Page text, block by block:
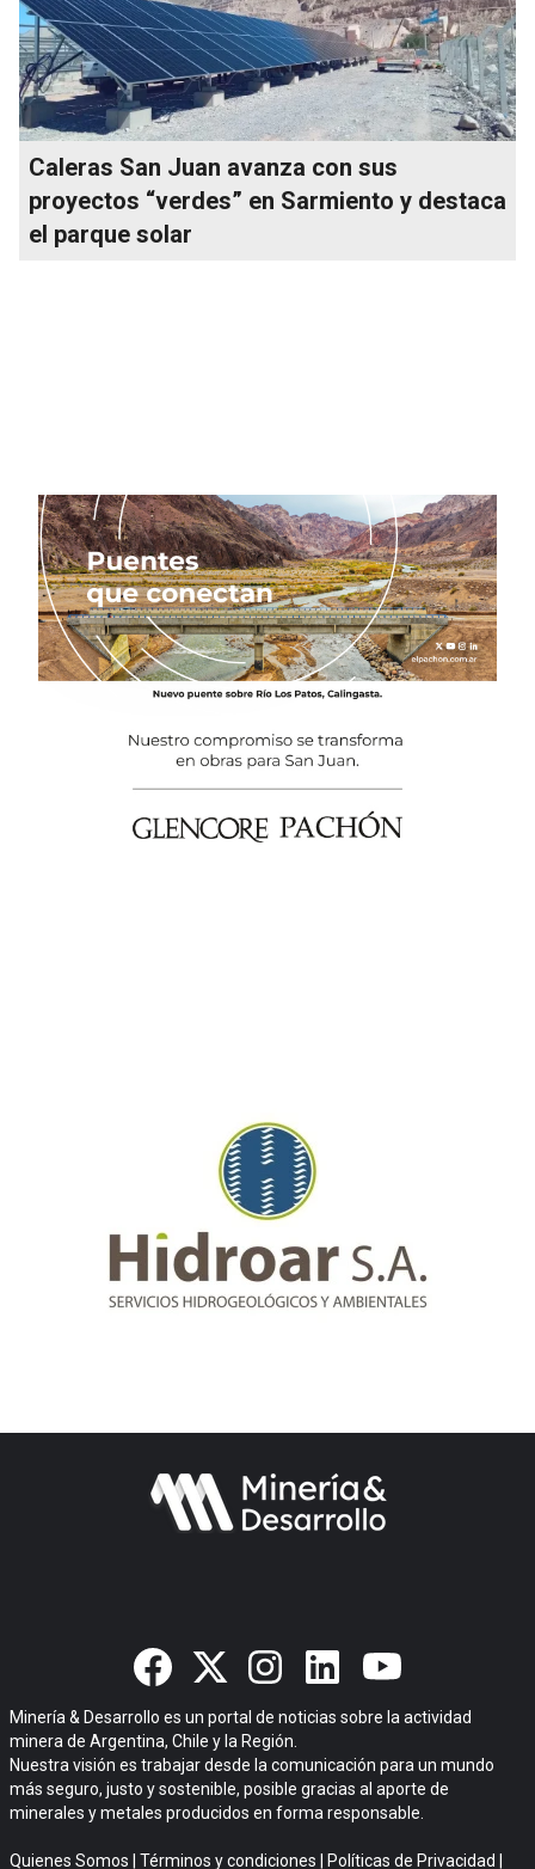
Caleras San Juan avanza con sus
proyectos “verdes” en Sarmiento y destaca
el parque solar
Minería & Desarrollo es un portal de noticias sobre la actividad
minera de Argentina, Chile y la Región.
Nuestra visión es trabajar desde la comunicación para un mundo
más seguro, justo y sostenible, posible gracias al aporte de
minerales y metales producidos en forma responsable.
Quienes Somos Términos y condiciones Políticas de Privacidad